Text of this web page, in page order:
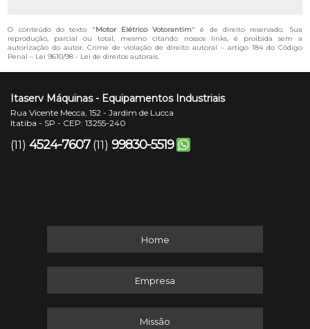
O conteúdo do texto "Motor Elétrico Votorantim" é de direito reservado. Sua
reprodução, parcial ou total, mesmo citando nossos links, é proibida sem a
autorização do autor. Crime de violação de direito autoral – artigo 184 do Código
Penal – Lei 9610/98 - Lei de direitos autorais.
Itaserv Máquinas - Equipamentos Industriais
Rua Vicente Mecca, 152 - Jardim de Lucca
Itatiba - SP - CEP: 13255-240
(11) 4524-7607 (11) 99830-5519
Home
Empresa
Missão